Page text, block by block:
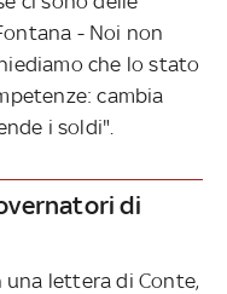
- Noi non
che lo stato
cambia
i soldi".
di
lettera di Conte,